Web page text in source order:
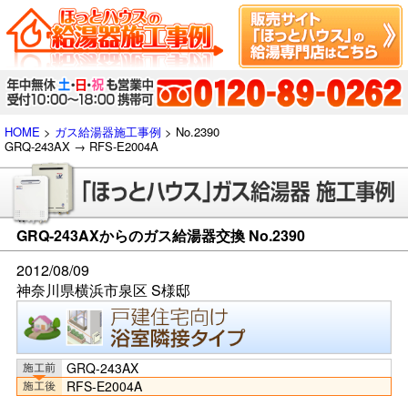
HOME > ガス給湯器施工事例 > No.2390
GRQ-243AX → RFS-E2004A
GRQ-243AXからのガス給湯器交換 No.2390
2012/08/09
神奈川県横浜市泉区 S様邸
GRQ-243AX
RFS-E2004A